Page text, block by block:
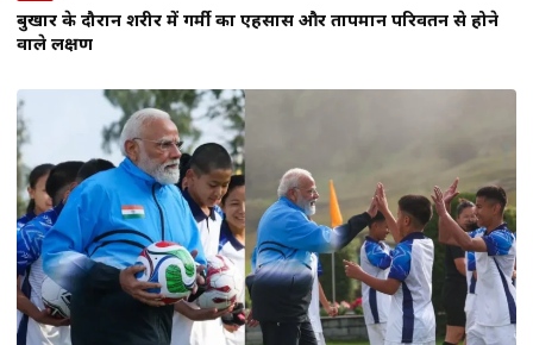
बुखार के दौरान शरीर में गर्मी का एहसास और तापमान परिवर्तन से होने
वाले लक्षण